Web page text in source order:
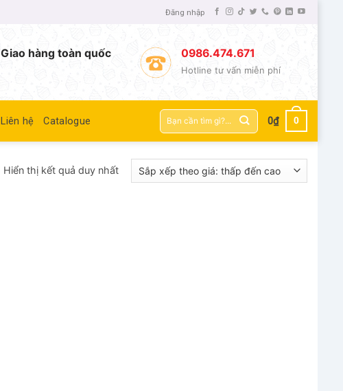
Đăng nhập
Giao hàng toàn quốc 0986.474.671
Hotline tư vấn miễn phí
Liên hệ Catalogue
Tìm
kiếm:
0₫ 0
Hiển thị kết quả duy nhất